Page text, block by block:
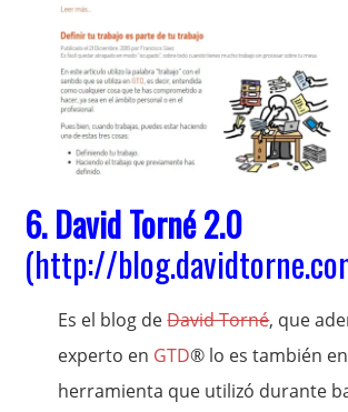
6.David Torné 2.0
(http://
Es el blog deDavid Torné, que
experto en GTD® lo es también en
herramienta que utilizó durante